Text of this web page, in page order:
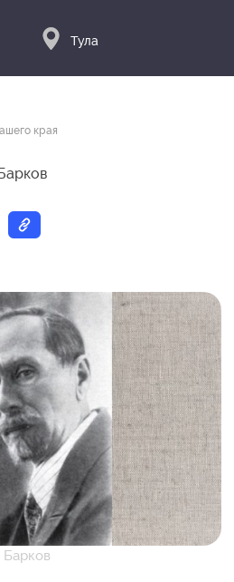
Тула
края